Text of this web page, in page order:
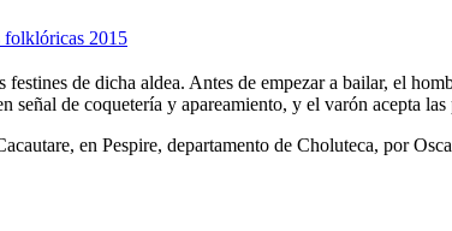
folklóricas 2015
festines de dicha aldea. Antes de empezar a bailar, el
señal de coquetería y apareamiento, y el varón acepta las
en Pespire, departamento de Choluteca, por